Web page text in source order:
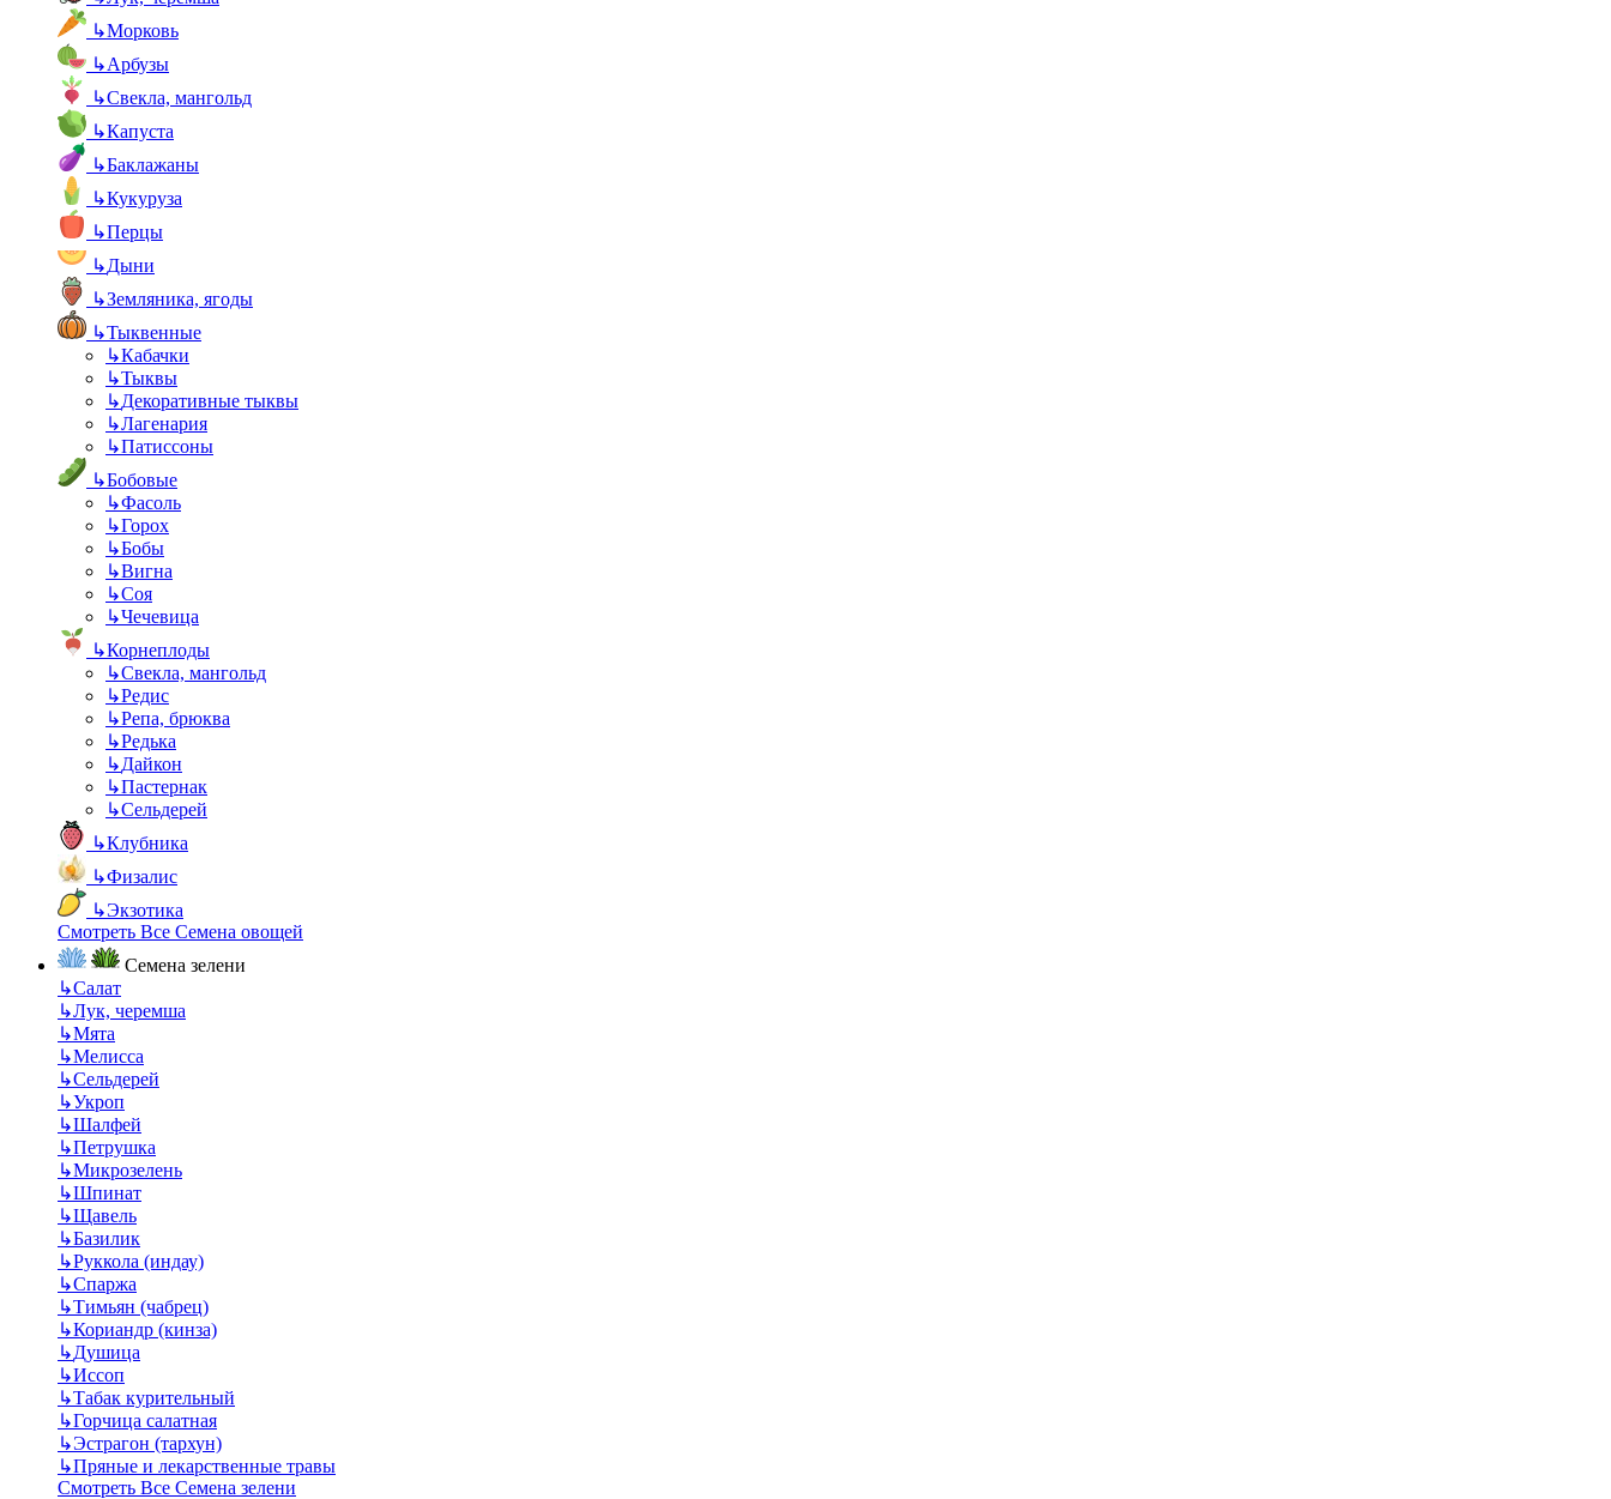
↳Морковь
↳Арбузы
↳Свекла, мангольд
↳Капуста
↳Баклажаны
↳Кукуруза
↳Перцы
↳Дыни
↳Земляника, ягоды
↳Тыквенные
↳Кабачки
↳Тыквы
↳Декоративные тыквы
↳Лагенария
↳Патиссоны
↳Бобовые
↳Фасоль
↳Горох
↳Бобы
↳Вигна
↳Соя
↳Чечевица
↳Корнеплоды
↳Свекла, мангольд
↳Редис
↳Репа, брюква
↳Редька
↳Дайкон
↳Пастернак
↳Сельдерей
↳Клубника
↳Физалис
↳Экзотика
Смотреть Все Семена овощей
Семена зелени
↳Салат
↳Лук, черемша
↳Мята
↳Мелисса
↳Сельдерей
↳Укроп
↳Шалфей
↳Петрушка
↳Микрозелень
↳Шпинат
↳Щавель
↳Базилик
↳Руккола (индау)
↳Спаржа
↳Тимьян (чабрец)
↳Кориандр (кинза)
↳Душица
↳Иссоп
↳Табак курительный
↳Горчица салатная
↳Эстрагон (тархун)
↳Пряные и лекарственные травы
Смотреть Все Семена зелени